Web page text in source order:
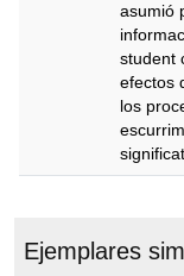
asumió
student
efectos
los
Ejemplares